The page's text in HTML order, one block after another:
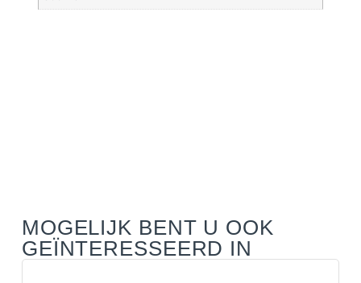
MOGELIJK BENT U OOK
GEÏNTERESSEERD IN